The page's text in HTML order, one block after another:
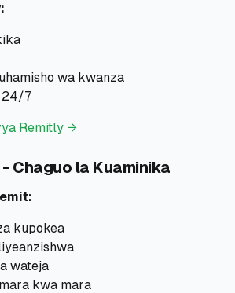
wa kwanza
24/7
Remitly →
Chaguo la Kuaminika
kupokea
wateja
kwa mara